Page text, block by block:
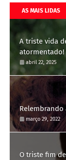
AS MAIS LIDAS
A triste vida
atormentado!
abril 22, 2025
Relembrando
março 29, 2022
O triste fim